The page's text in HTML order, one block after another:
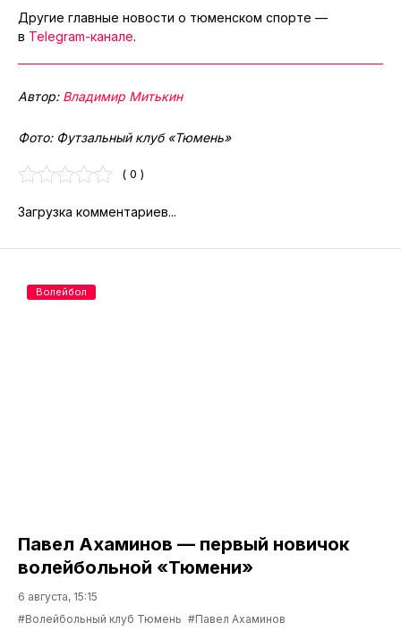
Другие главные новости о тюменском спорте —
в Telegram-канале.
Автор: Владимир Митькин
Фото: Футзальный клуб «Тюмень»
( 0 )
Загрузка комментариев...
Павел Ахаминов — первый новичок
волейбольной «Тюмени»
6 августа, 15:15
#Волейбольный клуб Тюмень #Павел Ахаминов
Волейбол